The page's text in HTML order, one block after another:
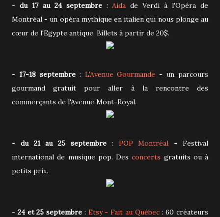
- du 17 au 24 septembre:Aida de Verdi à l'Opéra de
Montréal - un opéra mythique en italien qui nous plonge au
cœur de l'Egypte antique. Billets à partir de 20$.
- 17-18 septembre: L'Avenue Gourmande - un parcours
gourmand gratuit pour aller à la rencontre des
commerçants de l'Avenue Mont-Royal.
- du 21 au 25 septembre : POP Montréal - Festival
international de musique pop. Desconcerts gratuits ou à
petits prix.
- 24 et 25 septembre : Etsy - Fait au Québec: 60 créateurs